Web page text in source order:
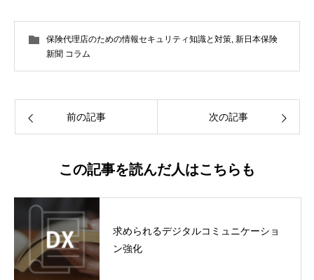
保険代理店のための情報セキュリティ知識と対策, 新日本保険
新聞 コラム
前の記事 次の記事
この記事を読んだ人はこちらも
求められるデジタルコミュニケーショ
ン強化